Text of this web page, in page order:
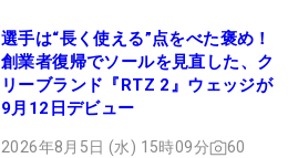
選手は“長く使える”点をべた褒め！
創業者復帰でソールを見直した、ク
リーブランド『RTZ 2』ウェッジが
9月12日デビュー
2026年8月5日 (水) 15時09分 60